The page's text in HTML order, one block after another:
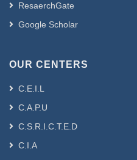
ResaerchGate
Google Scholar
OUR CENTERS
C.E.I.L
C.A.P.U
C.S.R.I.C.T.E.D
C.I.A